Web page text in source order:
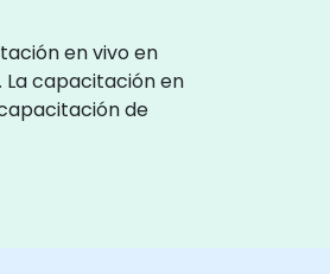
en vivo en
capacitación en
de